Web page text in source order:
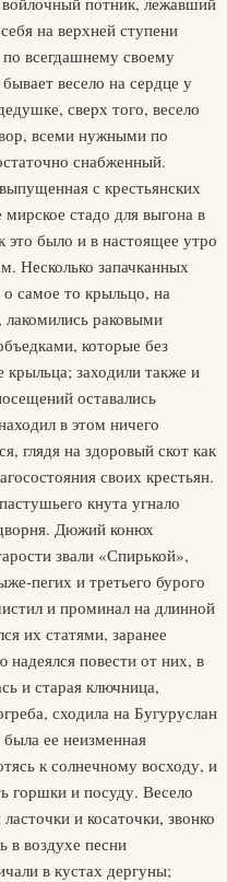
на верхней ступени
всегдашнему своему
весело на сердце у
сверх того, весело
всеми нужными по
снабженный.
с крестьянских
стадо для выгона в
было и в настоящее утро
Несколько запачканных
самое то крыльцо, на
раковыми
которые без
заходили также и
оставались
в этом ничего
глядя на здоровый скот как
своих крестьян.
кнута угнало
Дюжий конюх
звали «Спирькой»,
пегих и третьего бурого
и проминал на длинной
их статями, заранее
повести от них, в
и старая ключница,
сходила на Бугуруслан
ее неизменная
к солнечному восходу, и
горшки и посуду. Весело
и косаточки, звонко
в воздухе песни
в кустах дергуны;